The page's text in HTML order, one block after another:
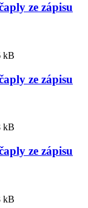
ze zápisu
kB
ze zápisu
kB
ze zápisu
kB